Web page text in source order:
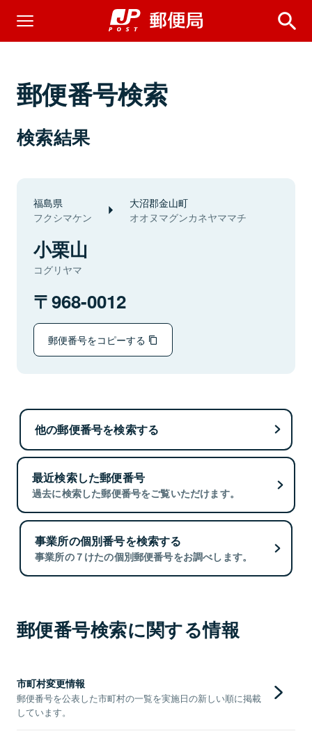
郵便番号検索
検索結果
福島県
フクシマケン
大沼郡金山町
オオヌマグンカネヤママチ
小栗山
コグリヤマ
968-0012
郵便番号をコピーする
他の郵便番号を検索する
最近検索した郵便番号
過去に検索した郵便番号をご覧いただけます。
事業所の個別番号を検索する
事業所の７けたの個別郵便番号をお調べします。
郵便番号検索に関する情報
市町村変更情報
郵便番号を公表した市町村の一覧を実施日の新しい順に掲載
しています。